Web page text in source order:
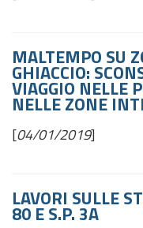
MALTEMPO SU
GHIACCIO:
VIAGGIO NELLE
NELLE ZONE
[04/01/2019]
LAVORI SULLE
80 E S.P. 3A